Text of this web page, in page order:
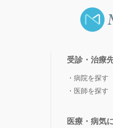
受診・治療
病院を探す
医師を探す
医療・病気